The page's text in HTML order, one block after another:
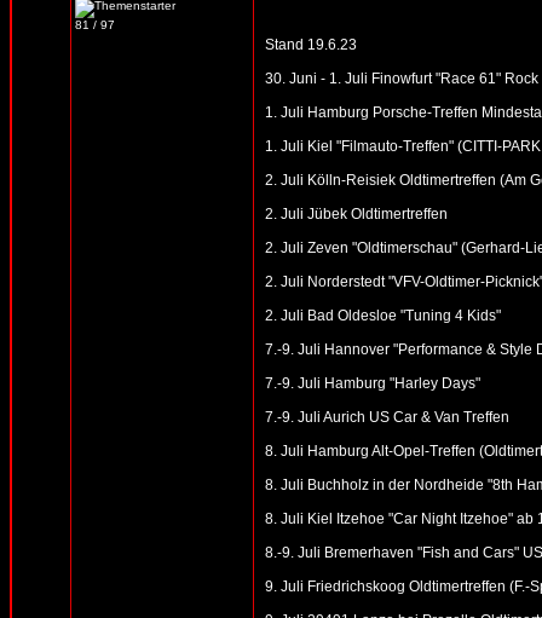
81 / 97
Stand 19.6.23
30. Juni - 1. Juli Finowfurt "Race 61"
1. Juli Hamburg Porsche-Treffen
1. Juli Kiel "Filmauto-Treffen" (CITTI-
2. Juli Kölln-Reisiek Oldtimertreffen (Am
2. Juli Jübek Oldtimertreffen
2. Juli Zeven "Oldtimerschau" (Gerhard-
2. Juli Norderstedt "VFV-Oldtimer-
2. Juli Bad Oldesloe "Tuning 4 Kids"
7.-9. Juli Hannover "Performance & Style
7.-9. Juli Hamburg "Harley Days"
7.-9. Juli Aurich US Car & Van Treffen
8. Juli Hamburg Alt-Opel-Treffen
8. Juli Buchholz in der Nordheide "8th
8. Juli Kiel Itzehoe "Car Night Itzehoe" ab
8.-9. Juli Bremerhaven "Fish and Cars"
9. Juli Friedrichskoog Oldtimertreffen (F.-